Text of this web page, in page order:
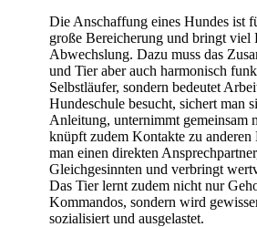
Die Anschaffung eines Hundes ist
große Bereicherung und bringt viel
Abwechslung. Dazu muss das
und Tier aber auch harmonisch
Selbstläufer, sondern bedeutet
Hundeschule besucht, sichert man
Anleitung, unternimmt gemeinsam
knüpft zudem Kontakte zu anderen
man einen direkten
Gleichgesinnten und verbringt
Das Tier lernt zudem nicht nur
Kommandos, sondern wird
sozialisiert und ausgelastet.